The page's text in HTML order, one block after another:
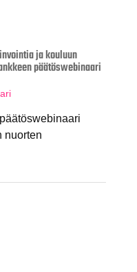
ja kouluun
päätöswebinaari
nuorten